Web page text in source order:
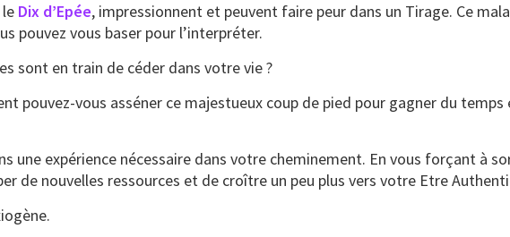
Dix d’Epée, impressionnent et peuvent faire peur dans un Tirage. Ce
pouvez vous baser pour l’interpréter.
sont en train de céder dans votre vie ?
pouvez-vous asséner ce majestueux coup de pied pour gagner du
une expérience nécessaire dans votre cheminement. En vous forçant à
de nouvelles ressources et de croître un peu plus vers votre Etre